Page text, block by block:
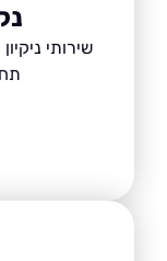
נקיון
שירותי ניקיון חדרי
תחזוקה